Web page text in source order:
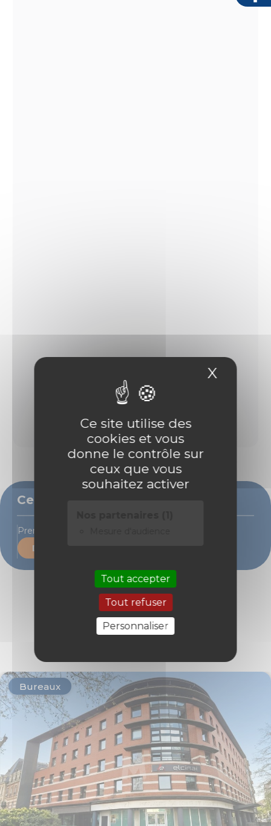
Ce site utilise des
cookies et vous
donne le contrôle sur
ceux que vous
souhaitez activer
Tout accepter
Tout refuser
Personnaliser
X
Ce bien vous intéresse ?
Prenons rendez-vous pour une visite
Demande de contact
Découvrir les biens
Bureaux